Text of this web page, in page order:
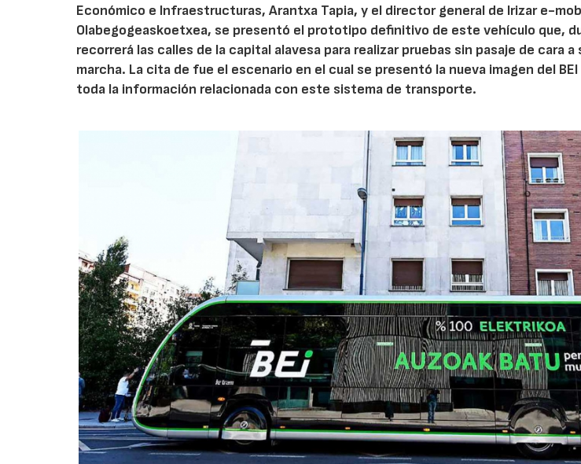
Económico e Infraestructuras, Arantxa Tapia, y el director general de Irizar e-
Olabegogeaskoetxea, se presentó el prototipo definitivo de este vehículo que,
recorrerá las calles de la capital alavesa para realizar pruebas sin pasaje de cara
marcha. La cita de fue el escenario en el cual se presentó la nueva imagen del
toda la información relacionada con este sistema de transporte.